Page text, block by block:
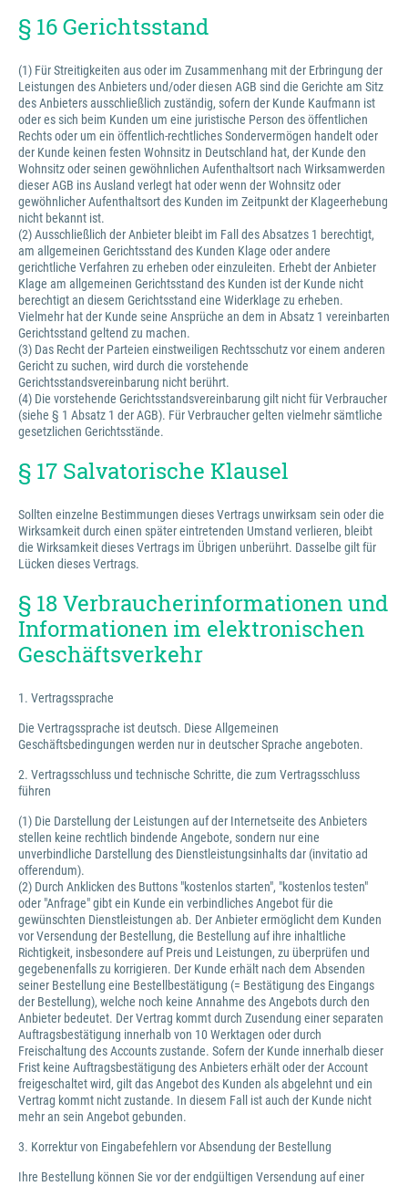
§ 16 Gerichtsstand
(1) Für Streitigkeiten aus oder im Zusammenhang mit der Erbringung der
Leistungen des Anbieters und/oder diesen AGB sind die Gerichte am Sitz
des Anbieters ausschließlich zuständig, sofern der Kunde Kaufmann ist
oder es sich beim Kunden um eine juristische Person des öffentlichen
Rechts oder um ein öffentlich-rechtliches Sondervermögen handelt oder
der Kunde keinen festen Wohnsitz in Deutschland hat, der Kunde den
Wohnsitz oder seinen gewöhnlichen Aufenthaltsort nach Wirksamwerden
dieser AGB ins Ausland verlegt hat oder wenn der Wohnsitz oder
gewöhnlicher Aufenthaltsort des Kunden im Zeitpunkt der Klageerhebung
nicht bekannt ist.
(2) Ausschließlich der Anbieter bleibt im Fall des Absatzes 1 berechtigt,
am allgemeinen Gerichtsstand des Kunden Klage oder andere
gerichtliche Verfahren zu erheben oder einzuleiten. Erhebt der Anbieter
Klage am allgemeinen Gerichtsstand des Kunden ist der Kunde nicht
berechtigt an diesem Gerichtsstand eine Widerklage zu erheben.
Vielmehr hat der Kunde seine Ansprüche an dem in Absatz 1 vereinbarten
Gerichtsstand geltend zu machen.
(3) Das Recht der Parteien einstweiligen Rechtsschutz vor einem anderen
Gericht zu suchen, wird durch die vorstehende
Gerichtsstandsvereinbarung nicht berührt.
(4) Die vorstehende Gerichtsstandsvereinbarung gilt nicht für Verbraucher
(siehe § 1 Absatz 1 der AGB). Für Verbraucher gelten vielmehr sämtliche
gesetzlichen Gerichtsstände.
§ 17 Salvatorische Klausel
Sollten einzelne Bestimmungen dieses Vertrags unwirksam sein oder die
Wirksamkeit durch einen später eintretenden Umstand verlieren, bleibt
die Wirksamkeit dieses Vertrags im Übrigen unberührt. Dasselbe gilt für
Lücken dieses Vertrags.
§ 18 Verbraucherinformationen und
Informationen im elektronischen
Geschäftsverkehr
1. Vertragssprache
Die Vertragssprache ist deutsch. Diese Allgemeinen
Geschäftsbedingungen werden nur in deutscher Sprache angeboten.
2. Vertragsschluss und technische Schritte, die zum Vertragsschluss
führen
(1) Die Darstellung der Leistungen auf der Internetseite des Anbieters
stellen keine rechtlich bindende Angebote, sondern nur eine
unverbindliche Darstellung des Dienstleistungsinhalts dar (invitatio ad
offerendum).
(2) Durch Anklicken des Buttons "kostenlos starten", "kostenlos testen"
oder "Anfrage" gibt ein Kunde ein verbindliches Angebot für die
gewünschten Dienstleistungen ab. Der Anbieter ermöglicht dem Kunden
vor Versendung der Bestellung, die Bestellung auf ihre inhaltliche
Richtigkeit, insbesondere auf Preis und Leistungen, zu überprüfen und
gegebenenfalls zu korrigieren. Der Kunde erhält nach dem Absenden
seiner Bestellung eine Bestellbestätigung (= Bestätigung des Eingangs
der Bestellung), welche noch keine Annahme des Angebots durch den
Anbieter bedeutet. Der Vertrag kommt durch Zusendung einer separaten
Auftragsbestätigung innerhalb von 10 Werktagen oder durch
Freischaltung des Accounts zustande. Sofern der Kunde innerhalb dieser
Frist keine Auftragsbestätigung des Anbieters erhält oder der Account
freigeschaltet wird, gilt das Angebot des Kunden als abgelehnt und ein
Vertrag kommt nicht zustande. In diesem Fall ist auch der Kunde nicht
mehr an sein Angebot gebunden.
3. Korrektur von Eingabefehlern vor Absendung der Bestellung
Ihre Bestellung können Sie vor der endgültigen Versendung auf einer